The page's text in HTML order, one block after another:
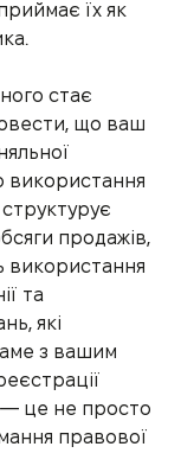
їх як
стає
що ваш
використання
продажів,
використання
та
які
з вашим
— це не просто
правової